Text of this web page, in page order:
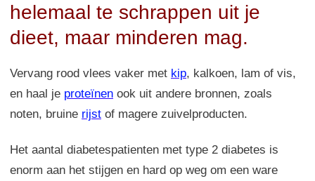
helemaal te schrappen uit je
dieet, maar minderen mag.
Vervang rood vlees vaker met kip, kalkoen, lam of vis,
en haal je proteïnen ook uit andere bronnen, zoals
noten, bruine rijst of magere zuivelproducten.
Het aantal diabetespatienten met type 2 diabetes is
enorm aan het stijgen en hard op weg om een ware